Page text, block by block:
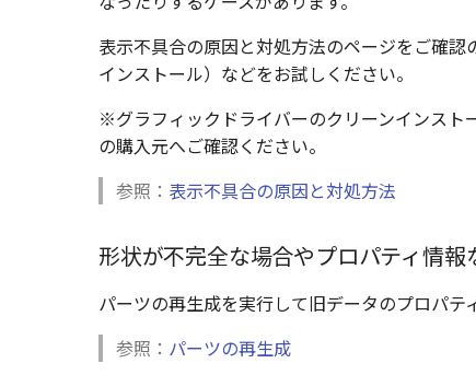
表示不具合の原因と対処方法のページをご確
インストール）などをお試しください。
※グラフィックドライバーのクリーンインスト
の購入元へご確認ください。
参照： 表示不具合の原因と対処方法
形状が不完全な場合やプロパティ情
パーツの再生成を実行して旧データのプロパテ
参照： パーツの再生成